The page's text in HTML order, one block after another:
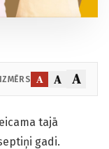
A A A
tajā
gadi.